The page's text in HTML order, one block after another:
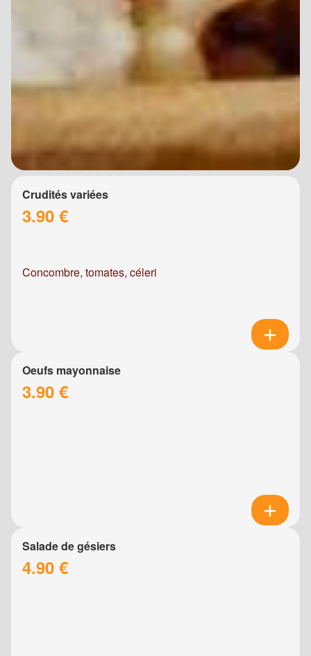
Crudités variées
3.90 €
Concombre, tomates, céleri
Oeufs mayonnaise
3.90 €
Salade de gésiers
4.90 €